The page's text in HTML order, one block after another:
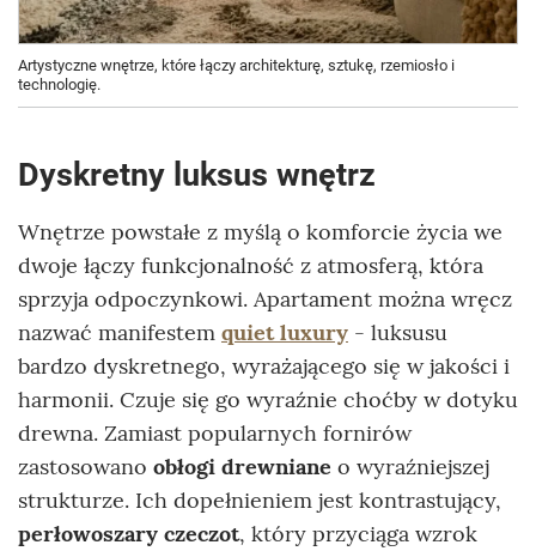
Artystyczne wnętrze, które łączy architekturę, sztukę, rzemiosło i
technologię.
Dyskretny luksus wnętrz
Wnętrze powstałe z myślą o komforcie życia we
dwoje łączy funkcjonalność z atmosferą, która
sprzyja odpoczynkowi. Apartament można wręcz
nazwać manifestem quiet luxury - luksusu
bardzo dyskretnego, wyrażającego się w jakości i
harmonii. Czuje się go wyraźnie choćby w dotyku
drewna. Zamiast popularnych fornirów
zastosowano obłogi drewniane o wyraźniejszej
strukturze. Ich dopełnieniem jest kontrastujący,
perłowoszary czeczot, który przyciąga wzrok